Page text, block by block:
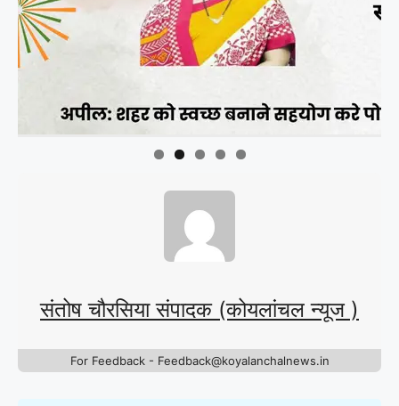
संतोष चौरसिया संपादक (कोयलांचल न्यूज )
For Feedback - Feedback@koyalanchalnews.in